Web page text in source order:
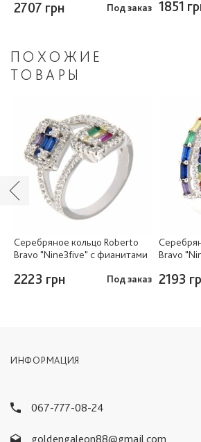
2707 грн Под заказ 1851
ПОХОЖИЕ
ТОВАРЫ
Серебряное кольцо Roberto
Bravo "Nine3five" с фианитами
2223 грн Под заказ
Bravo
2193
ИНФОРМАЦИЯ
067-777-08-24
goldengaleon88@gmail.com